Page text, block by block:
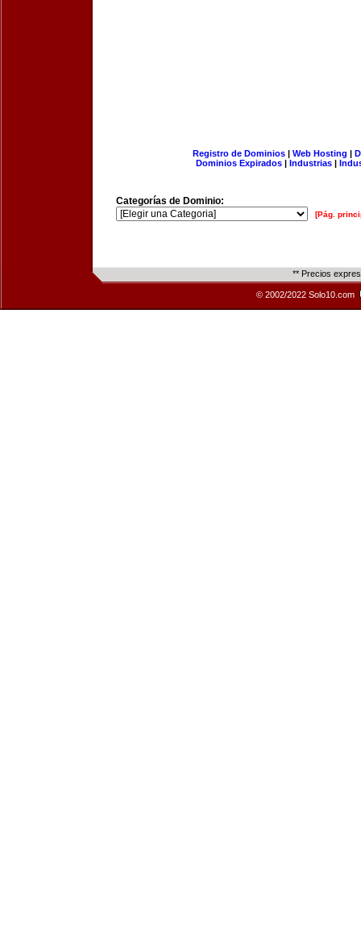
Registro de Dominios| Web Hosting |
Dominios Expirados | Industrias |
Categorías de Dominio:
[Pág.
** Precios
© 2002/2022 Solo10.com